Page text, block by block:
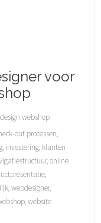
voor
webshop
out processen,
, investering, klanten
,online
,
,webdesigner,
,website